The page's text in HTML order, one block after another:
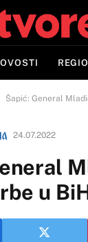
Šapić: General
24.07.2022
u